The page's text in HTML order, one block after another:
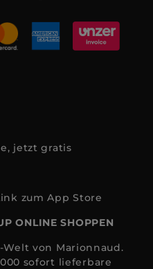
jetzt gratis
ONLINE SHOPPEN
von Marionnaud.
sofort lieferbare